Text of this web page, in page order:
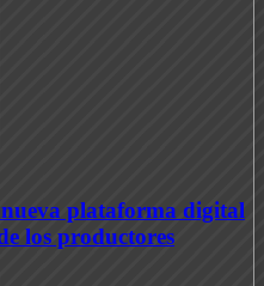
plataforma digital
los productores